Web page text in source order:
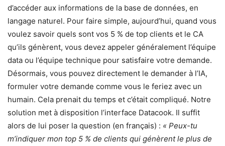
d’accéder aux informations de la base de données, en
langage naturel. Pour faire simple, aujourd’hui, quand vous
voulez savoir quels sont vos 5 % de top clients et le CA
qu’ils génèrent, vous devez appeler généralement l’équipe
data ou l’équipe technique pour satisfaire votre demande.
Désormais, vous pouvez directement le demander à l’IA,
formuler votre demande comme vous le feriez avec un
humain. Cela prenait du temps et c’était compliqué. Notre
solution met à disposition l’interface Datacook. Il suffit
alors de lui poser la question (en français) : « Peux-tu
m’indiquer mon top 5 % de clients qui génèrent le plus de